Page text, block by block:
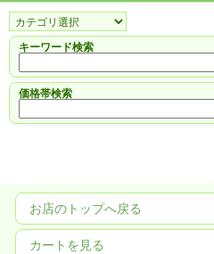
キーワード検索
価格帯検索
お店のトップへ戻る
カートを見る